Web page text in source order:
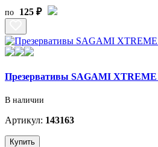
по 125 ₽
Презервативы SAGAMI
В наличии
Артикул: 143163
Купить